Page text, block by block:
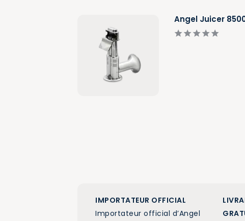
Angel Juicer
IMPORTATEUR OFFICIAL
Importateur official d’Angel